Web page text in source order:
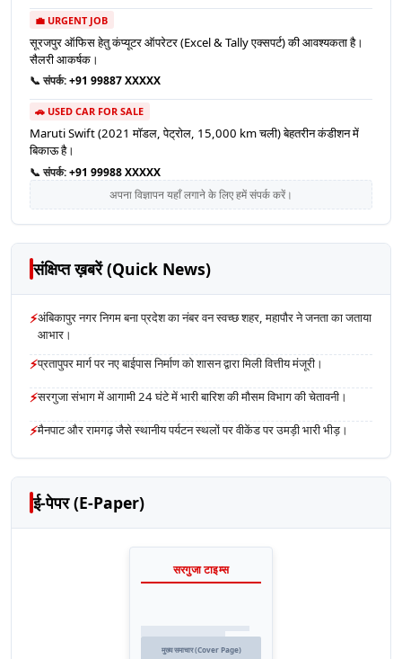
💼 URGENT JOB
सूरजपुर ऑफिस हेतु कंप्यूटर ऑपरेटर (Excel & Tally एक्सपर्ट) की आवश्यकता है।
सैलरी आकर्षक।
📞 संपर्क:+91 99887 XXXXX
🚗 USED CAR FOR SALE
Maruti Swift (2021 मॉडल, पेट्रोल, 15,000 km चली) बेहतरीन कंडीशन में
बिकाऊ है।
📞 संपर्क:+91 99988 XXXXX
अपना विज्ञापन यहाँ लगाने के लिए हमें संपर्क करें।
संक्षिप्त ख़बरें (Quick News)
⚡अंबिकापुर नगर निगम बना प्रदेश का नंबर वन स्वच्छ शहर, महापौर ने जनता का जताया
आभार।
⚡प्रतापुपर मार्ग पर नए बाईपास निर्माण को शासन द्वारा मिली वित्तीय मंजूरी।
⚡सरगुजा संभाग में आगामी 24 घंटे में भारी बारिश की मौसम विभाग की चेतावनी।
⚡मैनपाट और रामगढ़ जैसे स्थानीय पर्यटन स्थलों पर वीकेंड पर उमड़ी भारी भीड़।
ई-पेपर (E-Paper)
सरगुजा टाइम्स
मुख्य समाचार (Cover Page)